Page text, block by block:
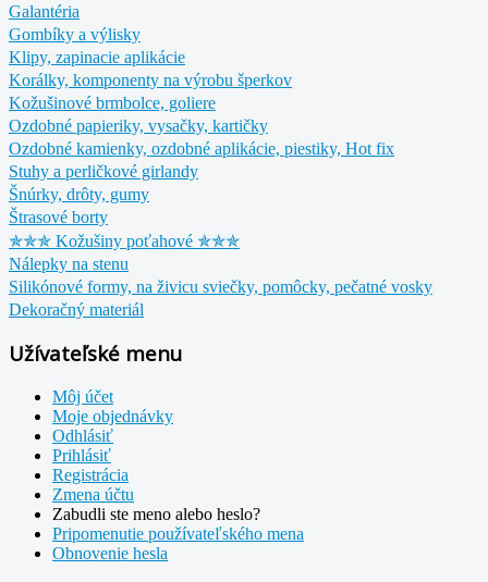
Galantéria
Gombíky a výlisky
Klipy, zapinacie aplikácie
Korálky, komponenty na výrobu šperkov
Kožušinové brmbolce, goliere
Ozdobné papieriky, vysačky, kartičky
Ozdobné kamienky, ozdobné aplikácie, piestiky, Hot fix
Stuhy a perličkové girlandy
Šnúrky, drôty, gumy
Štrasové borty
✯✯✯ Kožušiny poťahové ✯✯✯
Nálepky na stenu
Silikónové formy, na živicu sviečky, pomôcky, pečatné vosky
Dekoračný materiál
Užívateľské menu
Môj účet
Moje objednávky
Odhlásiť
Prihlásiť
Registrácia
Zmena účtu
Zabudli ste meno alebo heslo?
Pripomenutie používateľského mena
Obnovenie hesla